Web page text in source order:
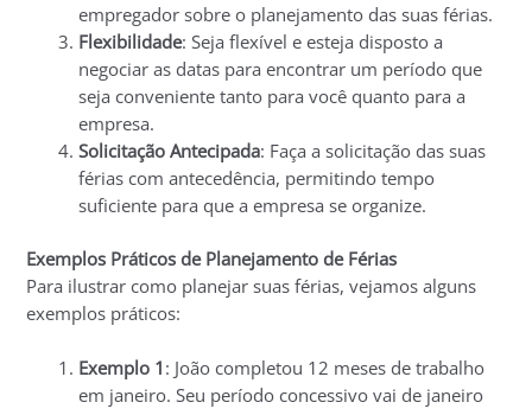
empregador sobre o planejamento das suas férias.
Flexibilidade: Seja flexível e esteja disposto a
negociar as datas para encontrar um período que
seja conveniente tanto para você quanto para a
empresa.
Solicitação Antecipada: Faça a solicitação das suas
férias com antecedência, permitindo tempo
suficiente para que a empresa se organize.
Exemplos Práticos de Planejamento de Férias
Para ilustrar como planejar suas férias, vejamos alguns
exemplos práticos:
Exemplo 1 : João completou 12 meses de trabalho
em janeiro. Seu período concessivo vai de janeiro